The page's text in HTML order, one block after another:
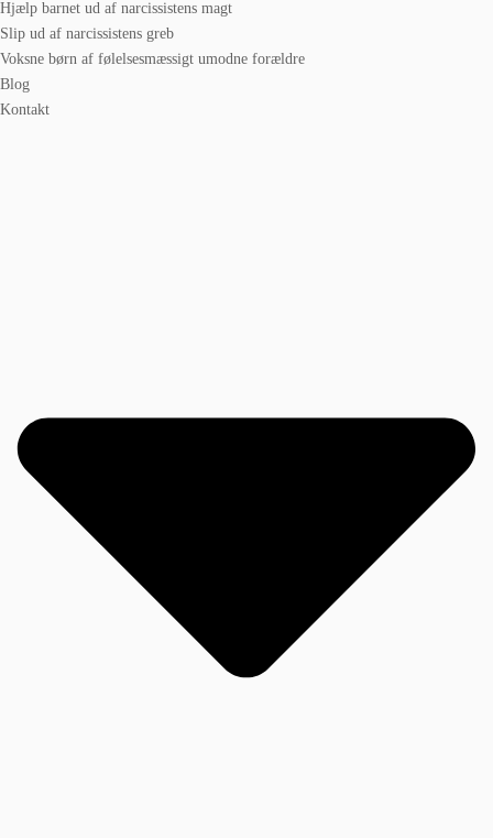
Hjælp barnet ud af narcissistens magt
Slip ud af narcissistens greb
Voksne børn af følelsesmæssigt umodne forældre
Blog
Kontakt